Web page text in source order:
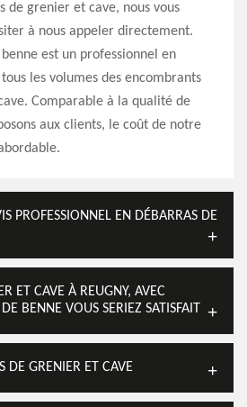
de grenier et cave, nous vous
à nous appeler directement.
est un professionnel en
les volumes des encombrants
Comparable à la qualité de
aux clients, le coût de notre
PROFESSIONNEL EN DÉBARRAS DE
ET CAVE À REUGNY, AVEC
BENNE VOUS SERIEZ SATISFAIT
DE GRENIER ET CAVE